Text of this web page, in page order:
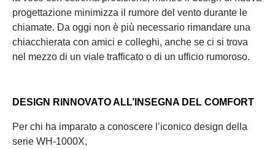
progettazione minimizza il rumore del vento durante le
chiamate. Da oggi non è più necessario rimandare una
chiacchierata con amici e colleghi, anche se ci si trova
nel mezzo di un viale trafficato o di un ufficio rumoroso.
DESIGN RINNOVATO ALL’INSEGNA DEL COMFORT
Per chi ha imparato a conoscere l’iconico design della
serie WH-1000X,